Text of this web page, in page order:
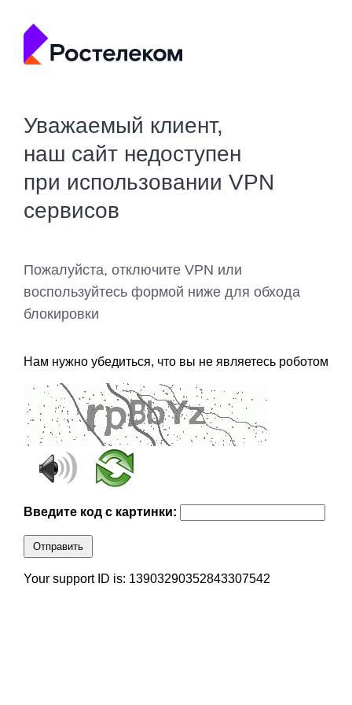
Уважаемый клиент,
наш сайт недоступен
при использовании VPN
сервисов
Пожалуйста, отключите VPN или
воспользуйтесь формой ниже для обхода
блокировки
Нам нужно убедиться, что вы не являетесь роботом
Введите код с картинки:
Отправить
Your support ID is: 13903290352843307542